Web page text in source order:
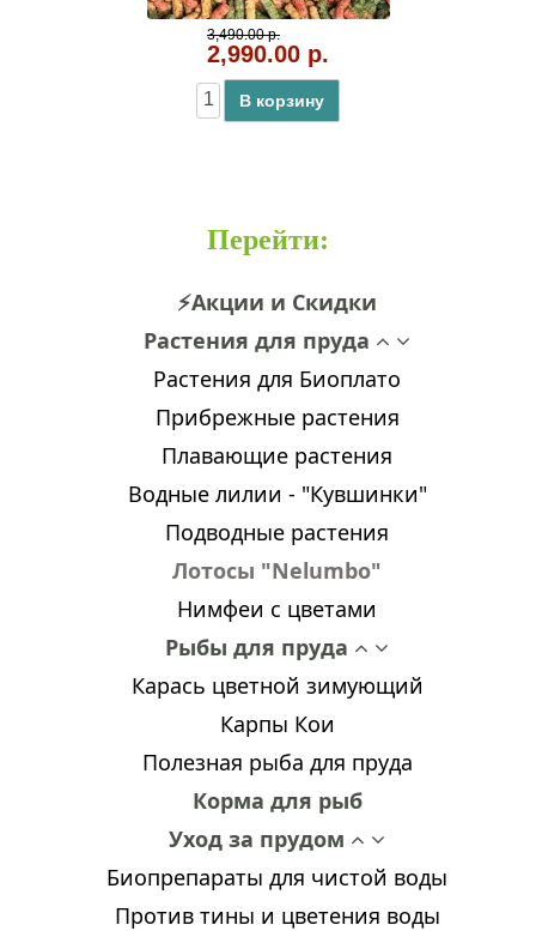
3,490.00 р.
2,990.00 р.
В корзину
Перейти:
⚡Акции и Скидки
Растения для пруда
Растения для Биоплато
Прибрежные растения
Плавающие растения
Водные лилии - "Кувшинки"
Подводные растения
Лотосы "Nelumbo"
Нимфеи с цветами
Рыбы для пруда
Карась цветной зимующий
Карпы Кои
Полезная рыба для пруда
Корма для рыб
Уход за прудом
Биопрепараты для чистой воды
Против тины и цветения воды